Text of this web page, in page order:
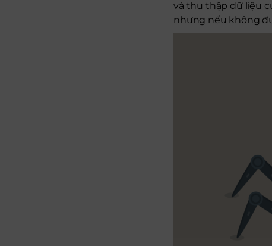
và thu thập dữ liệu
nhưng nếu không